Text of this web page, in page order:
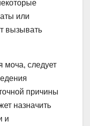
или
вызывать
моча, следует
причины
назначить
и